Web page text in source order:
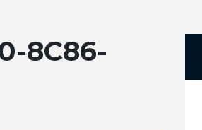
8C86-